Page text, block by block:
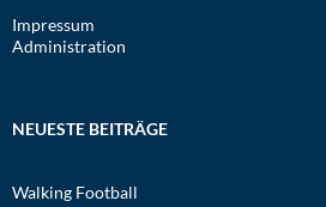
Impressum
Administration
NEUESTE BEITRÄGE
Walking Football